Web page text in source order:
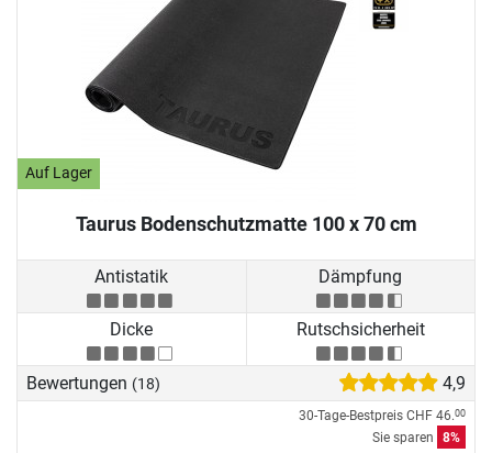
Auf Lager
Taurus Bodenschutzmatte 100 x 70 cm
Antistatik Dämpfung
Dicke Rutschsicherheit
Bewertungen (18) 4,9
30-Tage-Bestpreis CHF 46.00
Sie sparen 8%